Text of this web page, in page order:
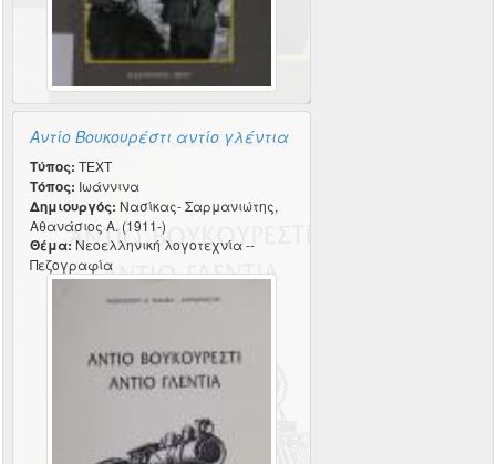
Αντίο Βουκουρέστι αντίο γλέντια
Τύπος: TEXT
Τόπος: Ιωάννινα
Δημιουργός: Νασίκας- Σαρμανιώτης,
Αθανάσιος Α. (1911-)
Θέμα: Νεοελληνική λογοτεχνία --
Πεζογραφία